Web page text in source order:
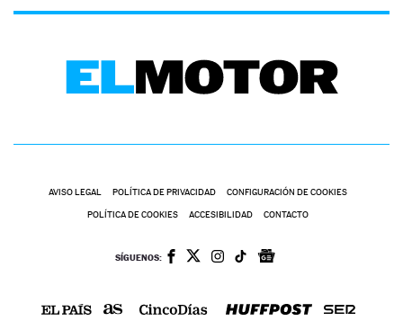
AVISO LEGAL POLÍTICA DE PRIVACIDAD CONFIGURACIÓN DE COOKIES
POLÍTICA DE COOKIES ACCESIBILIDAD CONTACTO
SÍGUENOS: